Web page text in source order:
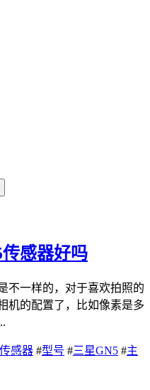
传感器好吗
不一样的，对于喜欢拍照的
机的配置了，比如像素是多
传感器 #型号 #三星GN5 #主